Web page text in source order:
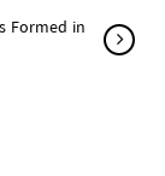
Formed in